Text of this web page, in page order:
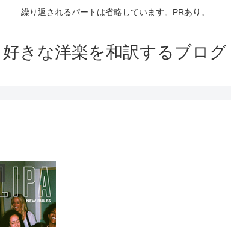
繰り返されるパートは省略しています。PRあり。
好きな洋楽を和訳するブログ